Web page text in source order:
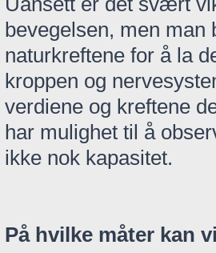
bevegelsen, men
naturkreftene for å la
kroppen og
verdiene og kreftene
har mulighet til å
ikke nok kapasitet.
På hvilke måter kan